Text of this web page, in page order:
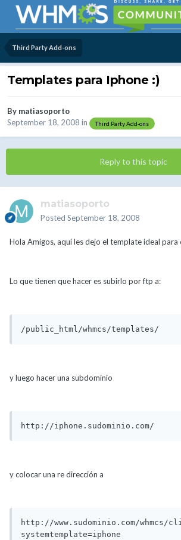
Third Party Add-ons
Templates para Iphone :)
By matiasoporto
September 18, 2008 in Third Party Add-ons
Reply to this topic
matiasoporto
Posted September 18, 2008
Hola Amigos, aquí les dejo el template ideal para
Lo que tienen que hacer es subirlo por ftp a:
/public_html/whmcs/templates/
y luego hacer una subdominio
http://iphone.sudominio.com/
y colocar una re dirección a
http://www.sudominio.com/whmcs/
systemtemplate=iphone